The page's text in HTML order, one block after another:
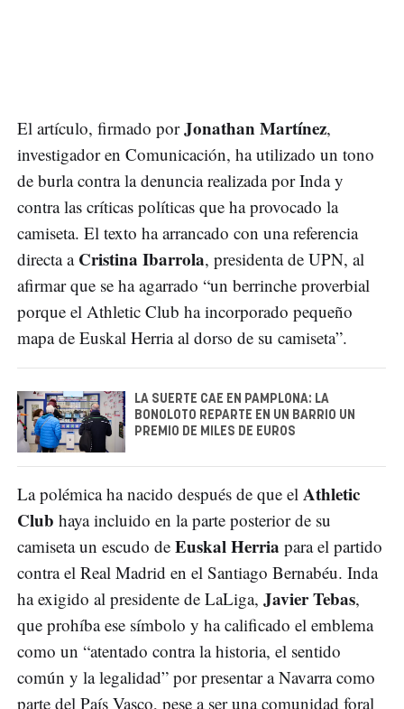
El artículo, firmado porJonathan Martínez,
investigador en Comunicación, ha utilizado un tono
de burla contra la denuncia realizada por Inda y
contra las críticas políticas que ha provocado la
camiseta. El texto ha arrancado con una referencia
directa a Cristina Ibarrola, presidenta de UPN, al
afirmar que se ha agarrado “un berrinche proverbial
porque el Athletic Club ha incorporado pequeño
mapa de Euskal Herria al dorso de su camiseta”.
LA SUERTE CAE EN PAMPLONA: LA
BONOLOTO REPARTE EN UN BARRIO UN
PREMIO DE MILES DE EUROS
La polémica ha nacido después de que el Athletic
Club haya incluido en la parte posterior de su
camiseta un escudo de Euskal Herria para el partido
contra el Real Madrid en el Santiago Bernabéu. Inda
ha exigido al presidente de LaLiga, Javier Tebas,
que prohíba ese símbolo y ha calificado el emblema
como un “atentado contra la historia, el sentido
común y la legalidad” por presentar a Navarra como
parte del País Vasco, pese a ser una comunidad foral